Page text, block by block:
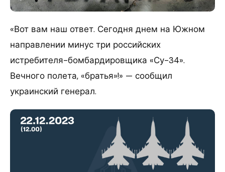
«Вот вам наш ответ. Сегодня днем на Южном
направлении минус три российских
истребителя-бомбардировщика «Су-34».
Вечного полета, «братья»!» — сообщил
украинский генерал.